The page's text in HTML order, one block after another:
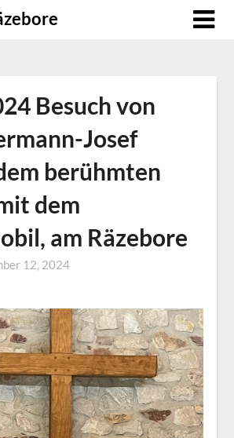
Besuch von
Josef
berühmten
dem
am Räzebore
12, 2024